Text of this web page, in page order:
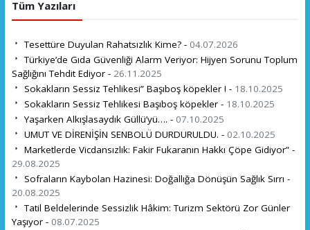
Tüm Yazıları
Tesettüre Duyulan Rahatsızlık Kime? - 04.07.2026
Türkiye’de Gıda Güvenliği Alarm Veriyor: Hijyen Sorunu Toplum
Sağlığını Tehdit Ediyor - 26.11.2025
Sokakların Sessiz Tehlikesi” Başıboş köpekler ! - 18.10.2025
Sokakların Sessiz Tehlikesi Başıboş köpekler - 18.10.2025
Yaşarken Alkışlasaydık Güllü’yü…. - 07.10.2025
UMUT VE DİRENİŞİN SENBOLÜ DURDURULDU. - 02.10.2025
Marketlerde Vicdansızlık: Fakir Fukaranın Hakkı Çöpe Gidiyor” -
29.08.2025
Sofraların Kaybolan Hazinesi: Doğallığa Dönüşün Sağlık Sırrı -
20.08.2025
Tatil Beldelerinde Sessizlik Hâkim: Turizm Sektörü Zor Günler
Yaşıyor - 08.07.2025